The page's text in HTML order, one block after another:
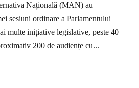
Națională (MAN) au
sesiuni ordinare a Parlamentului
multe inițiative legislative, peste 40
200 de audiențe cu...